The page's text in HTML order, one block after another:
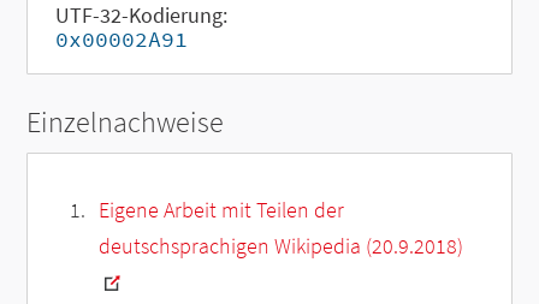
UTF-32-Kodierung:
0x00002A91
Einzelnachweise
Eigene Arbeit mit Teilen der
deutschsprachigen Wikipedia (20.9.2018)